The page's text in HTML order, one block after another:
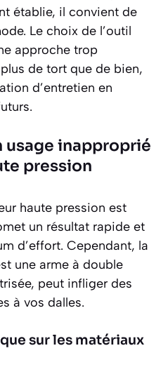
établie, il convient de
Le choix de l’outil
approche trop
de tort que de bien,
d’entretien en
usage inapproprié
pression
haute pression est
un résultat rapide et
d’effort. Cependant, la
une arme à double
peut infliger des
à vos dalles.
sur les matériaux